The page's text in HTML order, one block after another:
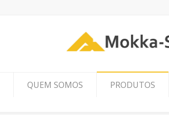
QUEM SOMOS PRODUTOS